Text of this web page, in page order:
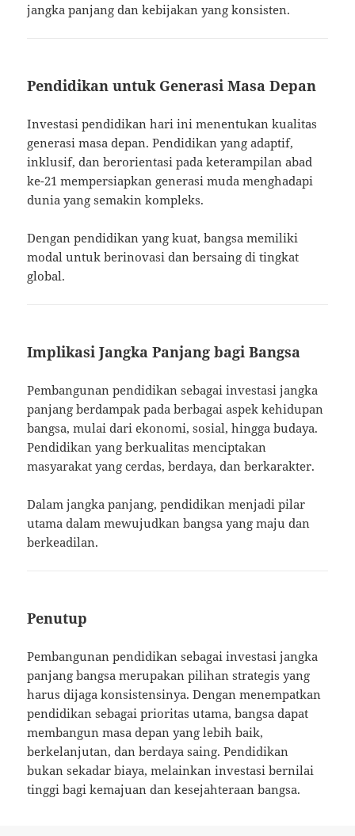
jangka panjang dan kebijakan yang konsisten.
Pendidikan untuk Generasi Masa Depan
Investasi pendidikan hari ini menentukan kualitas
generasi masa depan. Pendidikan yang adaptif,
inklusif, dan berorientasi pada keterampilan abad
ke-21 mempersiapkan generasi muda menghadapi
dunia yang semakin kompleks.
Dengan pendidikan yang kuat, bangsa memiliki
modal untuk berinovasi dan bersaing di tingkat
global.
Implikasi Jangka Panjang bagi Bangsa
Pembangunan pendidikan sebagai investasi jangka
panjang berdampak pada berbagai aspek kehidupan
bangsa, mulai dari ekonomi, sosial, hingga budaya.
Pendidikan yang berkualitas menciptakan
masyarakat yang cerdas, berdaya, dan berkarakter.
Dalam jangka panjang, pendidikan menjadi pilar
utama dalam mewujudkan bangsa yang maju dan
berkeadilan.
Penutup
Pembangunan pendidikan sebagai investasi jangka
panjang bangsa merupakan pilihan strategis yang
harus dijaga konsistensinya. Dengan menempatkan
pendidikan sebagai prioritas utama, bangsa dapat
membangun masa depan yang lebih baik,
berkelanjutan, dan berdaya saing. Pendidikan
bukan sekadar biaya, melainkan investasi bernilai
tinggi bagi kemajuan dan kesejahteraan bangsa.